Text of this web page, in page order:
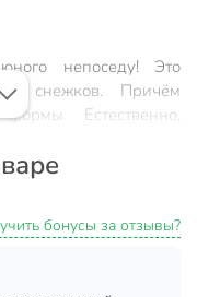
непоседу! Это
снежков. Причём
Естественно,
мокрыми
бонусы за отзывы?